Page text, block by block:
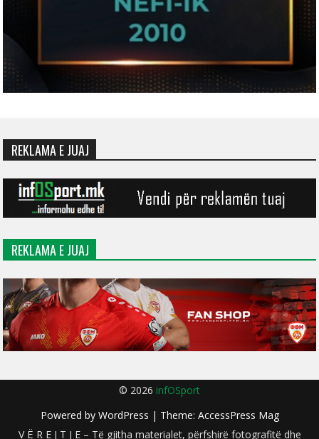
REKLAMA E JUAJ
REKLAMA E JUAJ
© 2026 infOSport
Powered by WordPress | Theme: AccessPress Mag
V Ë R E J T J E – Të gjitha materialet, përfshirë fotografitë dhe